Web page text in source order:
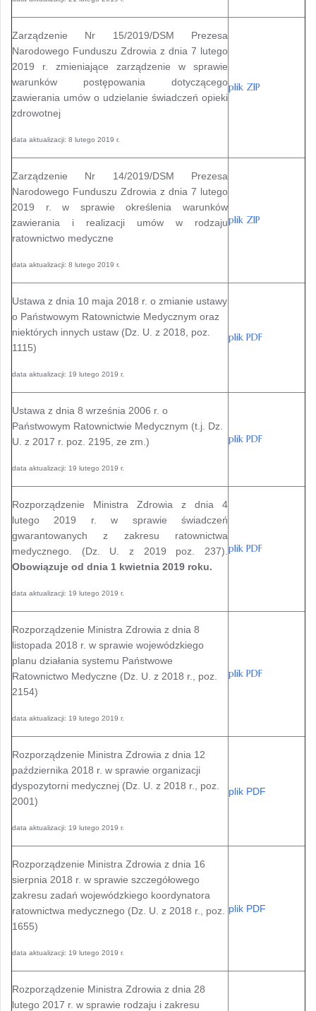
Zarządzenie Nr 15/2019/DSM Prezesa
Narodowego Funduszu Zdrowia z dnia 7 lutego
2019 r. zmieniające zarządzenie w sprawie
warunków postępowania dotyczącego
zawierania umów o udzielanie świadczeń opieki
zdrowotnej
data aktualizacji: 8 lutego 2019 r.
plik ZIP
Zarządzenie Nr 14/2019/DSM Prezesa
Narodowego Funduszu Zdrowia z dnia 7 lutego
2019 r. w sprawie określenia warunków
zawierania i realizacji umów w rodzaju
ratownictwo medyczne
data aktualizacji: 8 lutego 2019 r.
plik ZIP
Ustawa z dnia 10 maja 2018 r. o zmianie ustawy
o Państwowym Ratownictwie Medycznym oraz
niektórych innych ustaw (Dz. U. z 2018, poz.
1115)
data aktualizacji: 19 lutego 2019 r.
plik PDF
Ustawa z dnia 8 września 2006 r. o
Państwowym Ratownictwie Medycznym (t.j. Dz.
U. z 2017 r. poz. 2195, ze zm.)
data aktualizacji: 19 lutego 2019 r.
plik PDF
Rozporządzenie Ministra Zdrowia z dnia 4
lutego 2019 r. w sprawie świadczeń
gwarantowanych z zakresu ratownictwa
medycznego.
(Dz. U. z 2019 poz. 237).
Obowiązuje od dnia 1 kwietnia 2019 roku.
data aktualizacji: 19 lutego 2019 r.
plik PDF
Rozporządzenie Ministra Zdrowia z dnia 8
listopada 2018 r. w sprawie wojewódzkiego
planu działania systemu Państwowe
Ratownictwo Medyczne (Dz. U. z 2018 r., poz.
2154)
data aktualizacji: 19 lutego 2019 r.
plik PDF
Rozporządzenie Ministra Zdrowia z dnia 12
października 2018 r. w sprawie organizacji
dyspozytorni medycznej (Dz. U. z 2018 r., poz.
2001)
data aktualizacji: 19 lutego 2019 r.
plik PDF
Rozporządzenie Ministra Zdrowia z dnia 16
sierpnia 2018 r. w sprawie szczegółowego
zakresu zadań wojewódzkiego koordynatora
ratownictwa medycznego (Dz. U. z 2018 r., poz.
1655)
data aktualizacji: 19 lutego 2019 r.
plik PDF
Rozporządzenie Ministra Zdrowia z dnia 28
lutego 2017 r. w sprawie rodzaju i zakresu